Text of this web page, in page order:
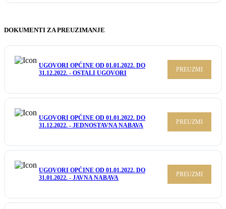
DOKUMENTI ZA PREUZIMANJE
UGOVORI OPĆINE OD 01.01.2022. DO
31.12.2022. - OSTALI UGOVORI
PREUZMI
UGOVORI OPĆINE OD 01.01.2022. DO
31.12.2022. - JEDNOSTAVNA NABAVA
PREUZMI
UGOVORI OPĆINE OD 01.01.2022. DO
31.01.2022. - JAVNA NABAVA
PREUZMI